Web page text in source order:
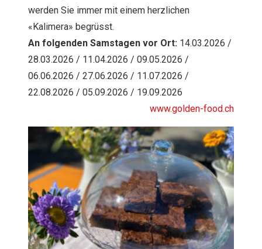
werden Sie immer mit einem herzlichen
«Kalimera» begrüsst.
An folgenden Samstagen vor Ort: 14.03.2026 /
28.03.2026 / 11.04.2026 / 09.05.2026 /
06.06.2026 / 27.06.2026 / 11.07.2026 /
22.08.2026 / 05.09.2026 / 19.09.2026
www.golden-food.ch